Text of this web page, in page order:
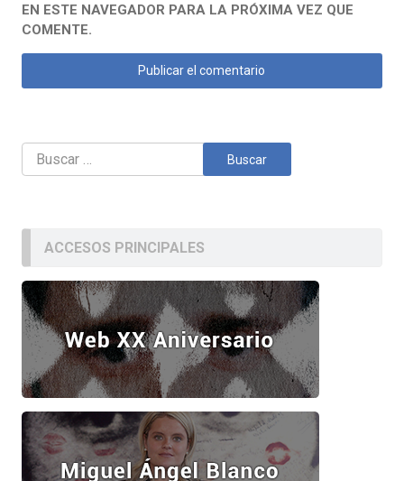
EN ESTE NAVEGADOR PARA LA PRÓXIMA VEZ QUE
COMENTE.
Buscar:
ACCESOS PRINCIPALES